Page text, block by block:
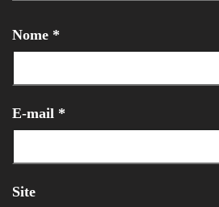
Nome *
E-mail *
Site